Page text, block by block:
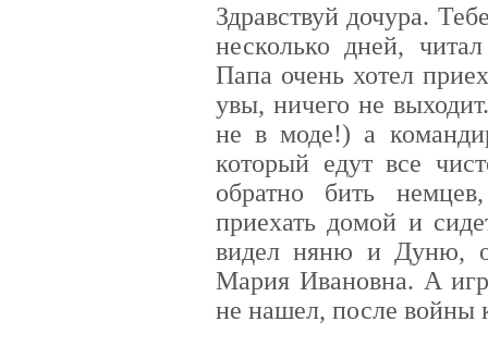
Здравствуй дочура.
несколько дней,
Папа очень хотел
увы, ничего не
не в моде!) а
который едут все
обратно бить
приехать домой и
видел няню и Дуню,
Мария Ивановна. А
не нашел, после